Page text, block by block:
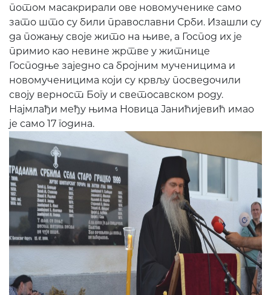
потом масакрирали ове новомученике само
зато што су били православни Срби. Изашли су
да пожању своје жито на њиве, а Господ их је
примио као невине жртве у житнице
Господње заједно са бројним мученицима и
новомученицима који су крвљу посведочили
своју верност Богу и светосавском роду.
Најмлађи међу њима Новица Јанићијевић имао
је само 17 година.